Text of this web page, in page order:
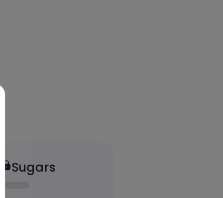
Sugars